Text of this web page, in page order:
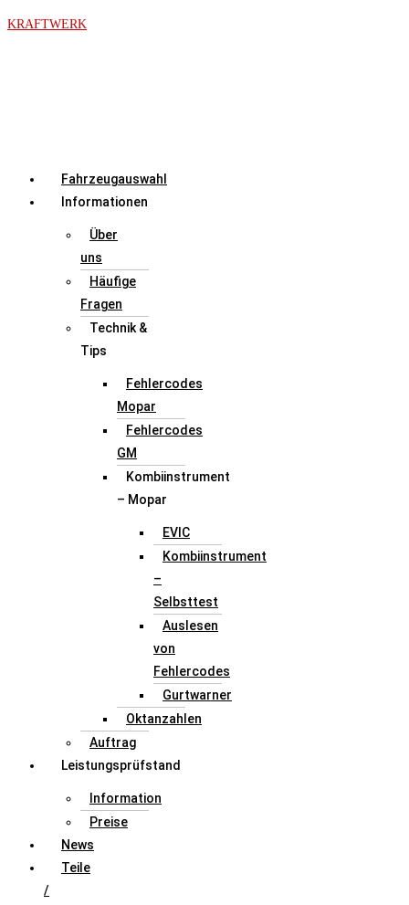
Zum
KRAFTWERK
Menü
Fahrzeugauswahl
Informationen
Über
uns
Häufige
Fragen
Technik &
Tips
Fehlercodes
Mopar
Fehlercodes
GM
Kombiinstrument
– Mopar
EVIC
Kombiinstrument
–
Selbsttest
Auslesen
von
Fehlercodes
Gurtwarner
Oktanzahlen
Auftrag
Leistungsprüfstand
Information
Preise
News
Teile
/